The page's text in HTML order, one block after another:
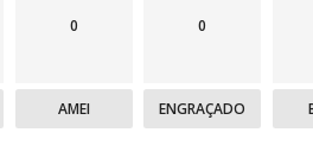
0
AMEI
0
ENGRAÇADO